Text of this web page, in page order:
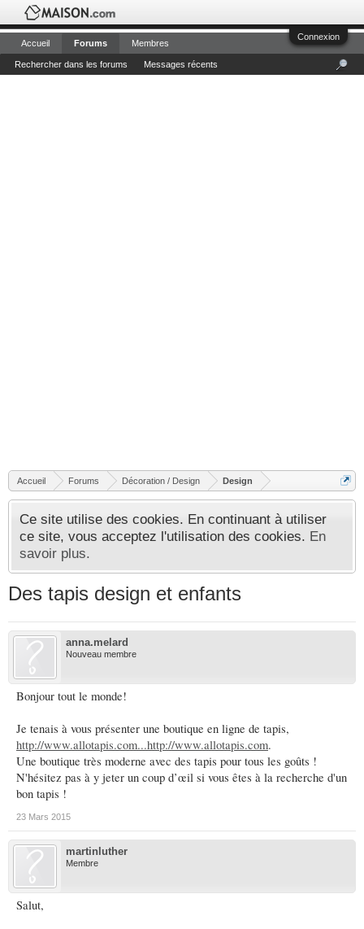
Connexion
Accueil Forums Décoration / Design Design
Ce site utilise des cookies. En continuant à utiliser
ce site, vous acceptez l'utilisation des cookies. En
savoir plus.
Des tapis design et enfants
anna.melard
Nouveau membre
Bonjour tout le monde!
Je tenais à vous présenter une boutique en ligne de tapis,
http://www.allotapis.com...http://www.allotapis.com.
Une boutique très moderne avec des tapis pour tous les goûts !
N'hésitez pas à y jeter un coup d’œil si vous êtes à la recherche d'un
bon tapis !
23 Mars 2015
martinluther
Membre
Salut,
Accueil Forums
Rechercher dans les forums Messages récents
Membres